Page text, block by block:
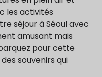
les activités
séjour à Séoul avec
amusant mais
pour cette
souvenirs qui